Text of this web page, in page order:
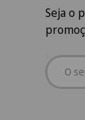
Seja o
Email